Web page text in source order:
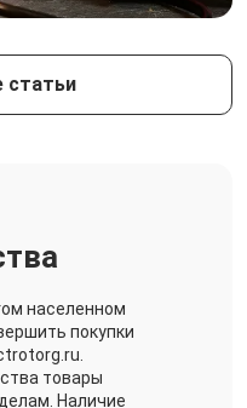
статьи
населенном
покупки
товары
Наличие